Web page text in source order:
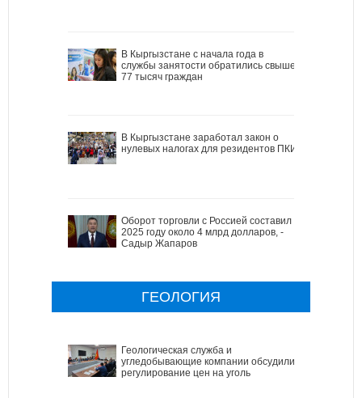
В Кыргызстане с начала года в
службы занятости обратились свыше
77 тысяч граждан
В Кыргызстане заработал закон о
нулевых налогах для резидентов ПКИ
Оборот торговли с Россией составил в
2025 году около 4 млрд долларов, -
Садыр Жапаров
ГЕОЛОГИЯ
Геологическая служба и
угледобывающие компании обсудили
регулирование цен на уголь